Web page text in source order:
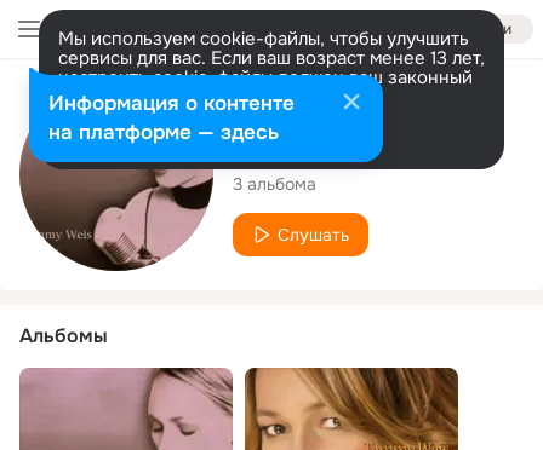
Войти
Мы используем cookie-файлы, чтобы улучшить
сервисы для вас. Если ваш возраст менее 13 лет,
настроить cookie-файлы должен ваш законный
представитель. Больше информации
Разрешить все Настроить
Исполнитель
Tammy Weis
3 альбома
Слушать
Альбомы
Информация о контенте
на платформе — здесь